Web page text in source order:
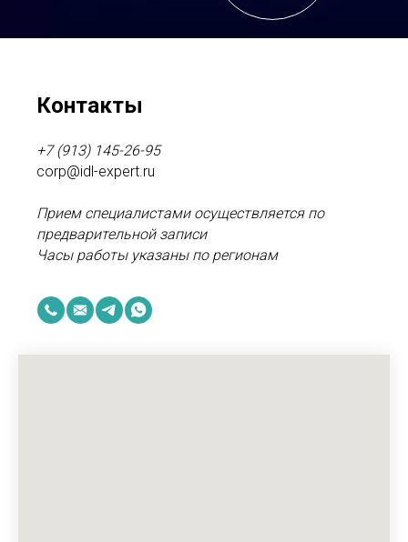
Контакты
+7 (913) 145-26-95
corp@idl-expert.ru
Прием специалистами осуществляется по
предварительной записи
Часы работы указаны по регионам